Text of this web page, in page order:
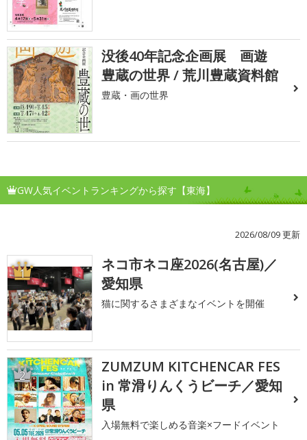
没後40年記念企画展 画遊
豊蔵の世界 / 荒川豊蔵資料館
豊蔵・画の世界
GW人気イベントランキングから探す【東海】
2026/08/09 更新
1
ネコ市ネコ座2026(名古屋)／
愛知県
猫に関するさまざまなイベントを開催
2
ZUMZUM KITCHENCAR FES
in 常滑りんくうビーチ／愛知
県
入場無料で楽しめる音楽×フードイベント